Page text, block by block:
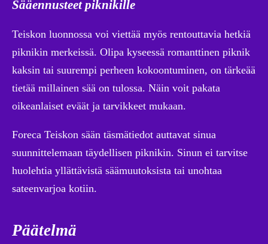
Sääennusteet piknikille
Teiskon luonnossa voi viettää myös rentouttavia hetkiä
piknikin merkeissä. Olipa kyseessä romanttinen piknik
kaksin tai suurempi perheen kokoontuminen, on tärkeää
tietää millainen sää on tulossa. Näin voit pakata
oikeanlaiset eväät ja tarvikkeet mukaan.
Foreca Teiskon sään täsmätiedot auttavat sinua
suunnittelemaan täydellisen piknikin. Sinun ei tarvitse
huolehtia yllättävistä säämuutoksista tai unohtaa
sateenvarjoa kotiin.
Päätelmä